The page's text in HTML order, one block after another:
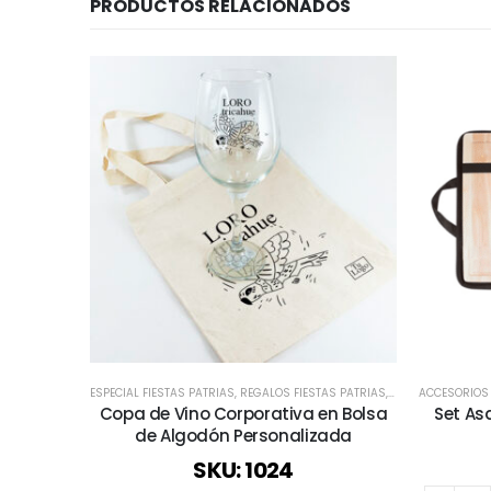
PRODUCTOS RELACIONADOS
ESPECIAL FIESTAS PATRIAS, REGALOS FIESTAS PATRIAS, TODO COPAS Y
Copa de Vino Corporativa en Bolsa
de Algodón Personalizada
SKU: 1024
Set